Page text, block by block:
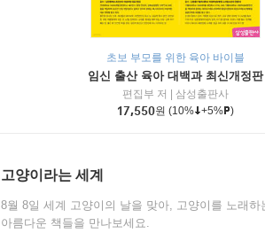
초보 부모를 위한 육아 바이블
임신 출산 육아 대백과 최신개정판
편집부 저
삼성출판사
17,550원 (10% +5% )
고양이라는 세계
8월 8일 세계 고양이의 날을 맞아, 고양이를 노래하
아름다운 책들을 만나보세요.